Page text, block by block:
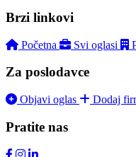
Brzi linkovi
Početna Svi oglasi
Za poslodavce
Objavi oglas Dodaj
Pratite nas